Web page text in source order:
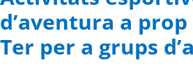
d’aventura a prop
Ter per a grups